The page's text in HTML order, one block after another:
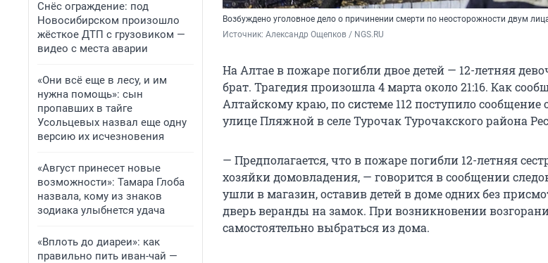
Снёс ограждение: под
Новосибирском произошло
жёсткое ДТП с грузовиком —
видео с места аварии
«Они всё еще в лесу, и им
нужна помощь»: сын
пропавших в тайге
Усольцевых назвал еще одну
версию их исчезновения
«Август принесет новые
возможности»: Тамара Глоба
назвала, кому из знаков
зодиака улыбнется удача
«Вплоть до диареи»: как
правильно пить иван-чай —
Возбуждено уголовное дело о причинении смерти по неосторожности двум
Источник: Александр Ощепков / NGS.RU
На Алтае в пожаре погибли двое детей — 12-летняя
брат. Трагедия произошла 4 марта около 21:16. Как
Алтайскому краю, по системе 112 поступило сообщение
улице Пляжной в селе Турочак Турочакского района
— Предполагается, что в пожаре погибли 12-летняя
хозяйки домовладения, — говорится в сообщении
ушли в магазин, оставив детей в доме одних без
дверь веранды на замок. При возникновении
самостоятельно выбраться из дома.